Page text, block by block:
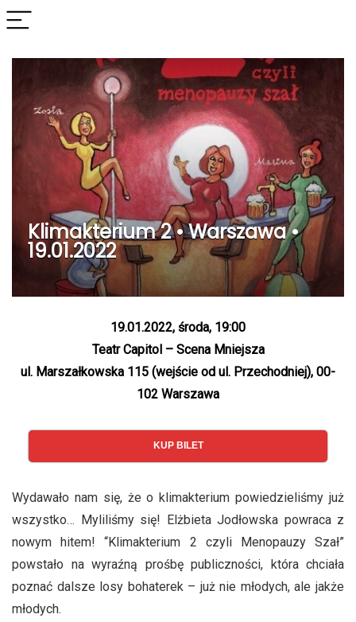
Klimakterium 2 • Warszawa •
19.01.2022
19.01.2022, środa, 19:00
Teatr Capitol – Scena Mniejsza
ul. Marszałkowska 115 (wejście od ul. Przechodniej), 00-
102 Warszawa
KUP BILET
Wydawało nam się, że o klimakterium powiedzieliśmy już
wszystko… Myliliśmy się! Elżbieta Jodłowska powraca z
nowym hitem! “Klimakterium 2 czyli Menopauzy Szał”
powstało na wyraźną prośbę publiczności, która chciała
poznać dalsze losy bohaterek – już nie młodych, ale jakże
młodych.